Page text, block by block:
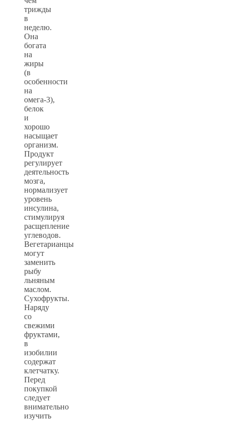
трижды
в
неделю.
Она
богата
на
жиры
(в
особенности
на
омега-3),
белок
и
хорошо
насыщает
организм.
Продукт
регулирует
деятельность
мозга,
нормализует
уровень
инсулина,
стимулируя
расщепление
углеводов.
Вегетарианцы
могут
заменить
рыбу
льняным
маслом.
Сухофрукты.
Наряду
со
свежими
фруктами,
в
изобилии
содержат
клетчатку.
Перед
покупкой
следует
внимательно
изучить